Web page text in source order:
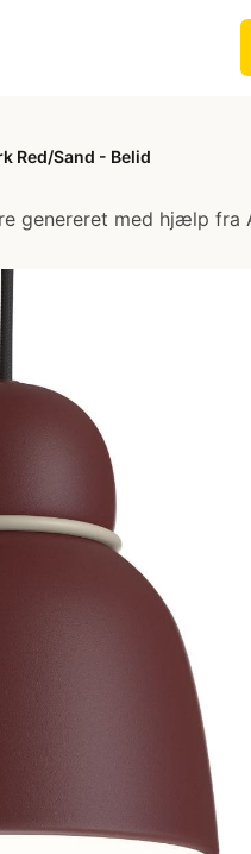
Red/Sand - Belid
genereret med hjælp fra